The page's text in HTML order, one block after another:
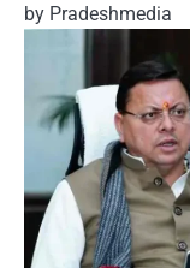
by Pradeshmedia